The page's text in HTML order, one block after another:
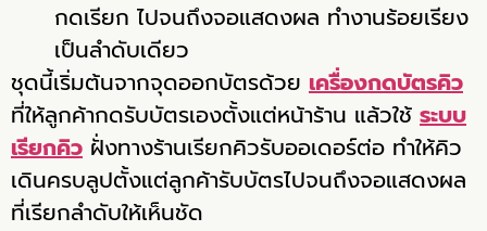
กดเรียก ไปจนถึงจอแสดงผล ทำงานร้อยเรียง
เป็นลำดับเดียว
ชุดนี้เริ่มต้นจากจุดออกบัตรด้วย เครื่องกดบัตรคิว
ที่ให้ลูกค้ากดรับบัตรเองตั้งแต่หน้าร้าน แล้วใช้ ระบบ
เรียกคิว ฝั่งทางร้านเรียกคิวรับออเดอร์ต่อ ทำให้คิว
เดินครบลูปตั้งแต่ลูกค้ารับบัตรไปจนถึงจอแสดงผล
ที่เรียกลำดับให้เห็นชัด